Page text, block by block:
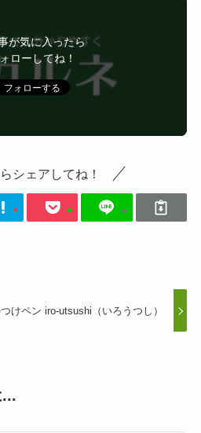
が気に入ったら
ローしてね！
シェアしてね！
けペン iro-utsushi（いろうつし）